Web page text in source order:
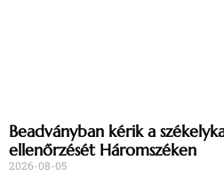
Beadványban kérik a
ellenőrzését Háromszéken
2026-08-05